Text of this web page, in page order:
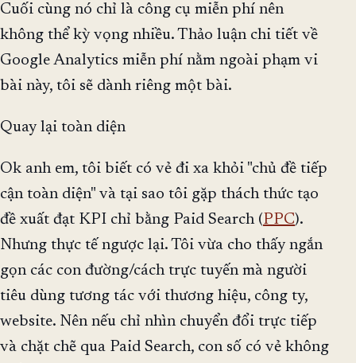
Cuối cùng nó chỉ là công cụ miễn phí nên
không thể kỳ vọng nhiều. Thảo luận chi tiết về
Google Analytics miễn phí nằm ngoài phạm vi
bài này, tôi sẽ dành riêng một bài.
Quay lại toàn diện
Ok anh em, tôi biết có vẻ đi xa khỏi "chủ đề tiếp
cận toàn diện" và tại sao tôi gặp thách thức tạo
đề xuất đạt KPI chỉ bằng Paid Search (PPC).
Nhưng thực tế ngược lại. Tôi vừa cho thấy ngắn
gọn các con đường/cách trực tuyến mà người
tiêu dùng tương tác với thương hiệu, công ty,
website. Nên nếu chỉ nhìn chuyển đổi trực tiếp
và chặt chẽ qua Paid Search, con số có vẻ không